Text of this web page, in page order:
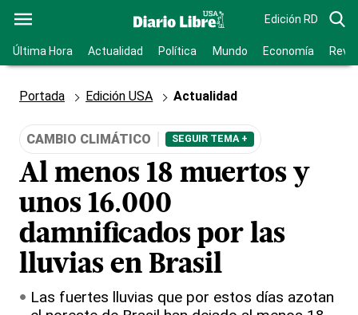
Edición RD
Última Hora Actualidad Política Mundo Economía
Portada Edición USA Actualidad
CAMBIO CLIMÁTICO SEGUIR TEMA +
Al menos 18 muertos y
unos 16.000
damnificados por las
lluvias en Brasil
Las fuertes lluvias que por estos días azotan